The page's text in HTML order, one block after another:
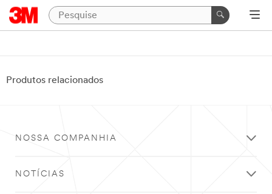
Produtos relacionados
NOSSA COMPANHIA
NOTÍCIAS